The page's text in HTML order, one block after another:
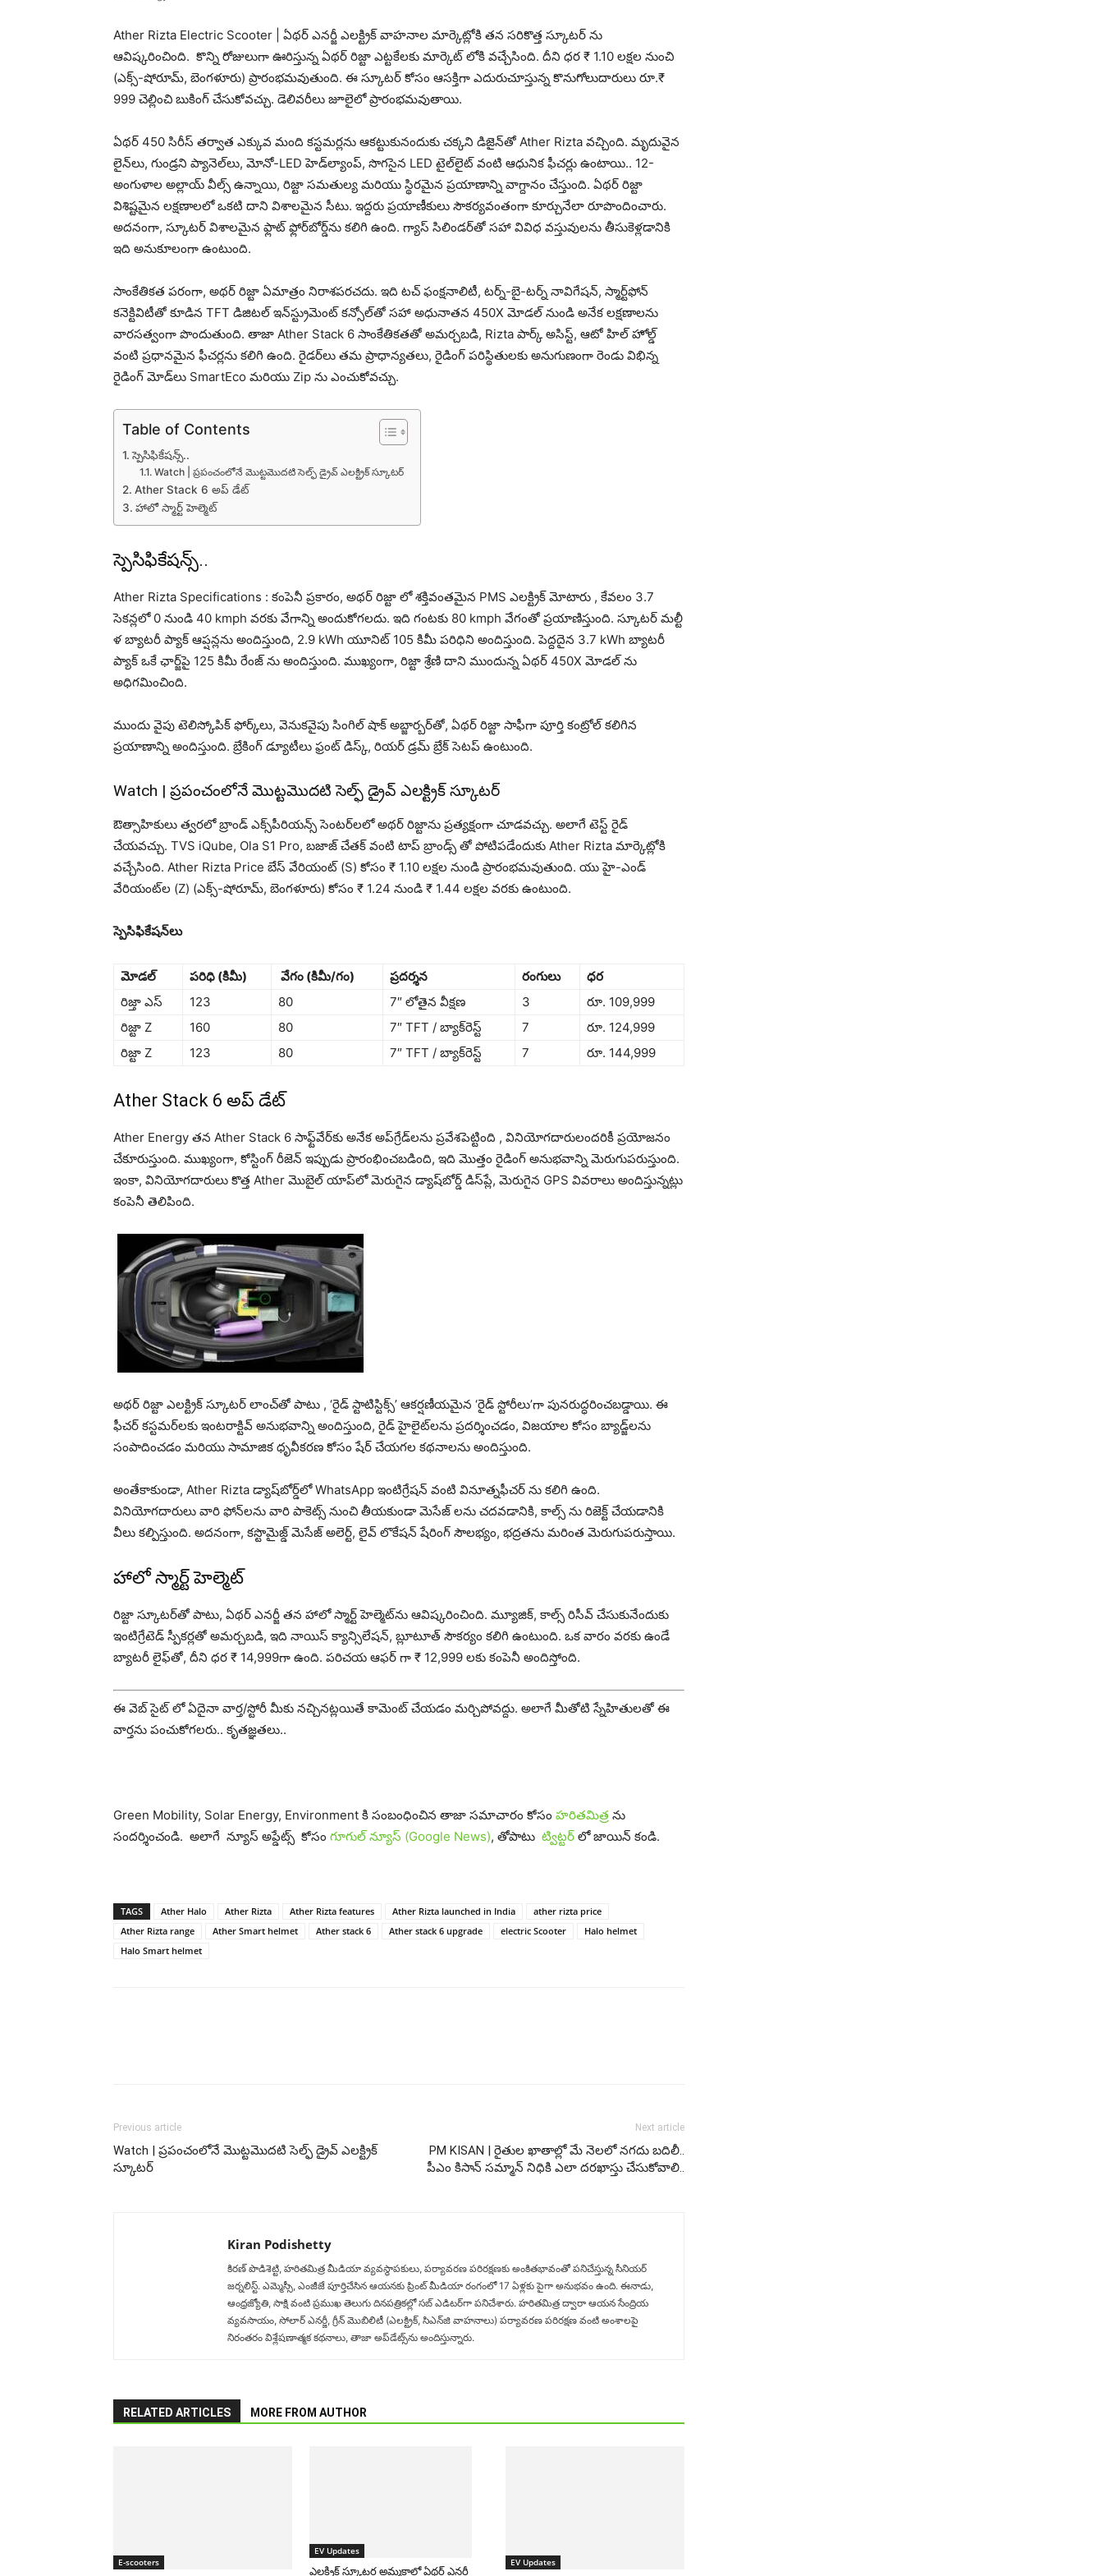
Ather Rizta Electric Scooter | ఏథర్ ఎనర్జీ ఎలక్ట్రిక్ వాహ‌నాల మార్కెట్లోకి తన సరికొత్త స్కూట‌ర్ ను
ఆవిష్కరించింది. కొన్ని రోజులుగా ఊరిస్తున్న ఏథర్ రిజ్టా ఎట్టకేలకు మార్కెట్ లోకి వచ్చేసింది. దీని ధర ₹ 1.10 లక్షల నుంచి
(ఎక్స్-షోరూమ్, బెంగళూరు) ప్రారంభమవుతుంది. ఈ స్కూటర్ కోసం ఆసక్తిగా ఎదురుచూస్తున్న కొనుగోలుదారులు రూ.₹
999 చెల్లించి బుకింగ్ చేసుకోవ‌చ్చు. డెలివరీలు జూలైలో ప్రారంభమవుతాయి.
ఏథ‌ర్ 450 సిరీస్ త‌ర్వాత ఎక్కువ మంది కస్టమర్లను ఆకట్టుకునందుకు చక్కని డిజైన్‌తో Ather Rizta వచ్చింది. మృదువైన
లైన్‌లు, గుండ్రని ప్యానెల్‌లు, మోనో-LED హెడ్‌ల్యాంప్, సొగసైన LED టైల్‌లైట్ వంటి ఆధునిక ఫీచర్లు ఉంటాయి.. 12-
అంగుళాల అల్లాయ్ వీల్స్ ఉన్నాయి, రిజ్టా సమతుల్య మరియు స్థిరమైన ప్రయాణాన్ని వాగ్దానం చేస్తుంది. ఏథర్ రిజ్టా
విశిష్టమైన లక్షణాలలో ఒకటి దాని విశాల‌మైన సీటు. ఇద్దరు ప్రయాణీకులు సౌకర్యవంతంగా కూర్చునేలా రూపొందించారు.
అదనంగా, స్కూటర్ విశాలమైన ఫ్లాట్ ఫ్లోర్‌బోర్డ్‌ను కలిగి ఉంది. గ్యాస్ సిలిండర్‌తో సహా వివిధ వస్తువులను తీసుకెళ్ల‌డానికి
ఇది అనుకూలంగా ఉంటుంది.
సాంకేతికత పరంగా, అథర్ రిజ్టా ఏమాత్రం నిరాశపరచదు. ఇది టచ్ ఫంక్షనాలిటీ, టర్న్-బై-టర్న్ నావిగేషన్, స్మార్ట్‌ఫోన్
కనెక్టివిటీతో కూడిన TFT డిజిటల్ ఇన్‌స్ట్రుమెంట్ కన్సోల్‌తో సహా అధునాతన 450X మోడల్ నుండి అనేక లక్షణాలను
వారసత్వంగా పొందుతుంది. తాజా Ather Stack 6 సాంకేతికతతో అమర్చబడి, Rizta పార్క్ అసిస్ట్, ఆటో హిల్ హోల్డ్
వంటి ప్ర‌ధాన‌మైన‌ ఫీచర్లను కలిగి ఉంది. రైడర్‌లు తమ ప్రాధాన్యతలు, రైడింగ్ పరిస్థితులకు అనుగుణంగా రెండు విభిన్న
రైడింగ్ మోడ్‌లు SmartEco మరియు Zip ను ఎంచుకోవ‌చ్చు.
Table of Contents
స్పెసిఫికేష‌న్స్..
Watch | ప్ర‌పంచంలోనే మొట్ట‌మొద‌టి సెల్ఫ్ డ్రైవ్ ఎల‌క్ట్రిక్ స్కూట‌ర్‌
Ather Stack 6 అప్ డేట్
హాలో స్మార్ట్ హెల్మెట్
స్పెసిఫికేష‌న్స్..
Ather Rizta Specifications : కంపెనీ ప్రకారం, అథర్ రిజ్టా లో శక్తివంతమైన PMS ఎలక్ట్రిక్ మోటారు , కేవలం 3.7
సెకన్లలో 0 నుండి 40 kmph వరకు వేగాన్ని అందుకోగ‌ల‌దు. ఇది గంట‌కు 80 kmph వేగంతో ప్ర‌యాణిస్తుంది. స్కూటర్ మ‌ల్టీ
ళ బ్యాటరీ ప్యాక్ ఆప్ష‌న్ల‌ను అందిస్తుంది, 2.9 kWh యూనిట్ 105 కిమీ పరిధిని అందిస్తుంది. పెద్దదైన‌ 3.7 kWh బ్యాటరీ
ప్యాక్ ఒకే ఛార్జ్‌పై 125 కిమీ రేంజ్ ను అందిస్తుంది. ముఖ్యంగా, రిజ్టా శ్రేణి దాని ముందున్న ఏథర్ 450X మోడ‌ల్ ను
అధిగమించింది.
ముందు వైపు టెలిస్కోపిక్ ఫోర్క్‌లు, వెనుకవైపు సింగిల్ షాక్ అబ్జార్బర్‌తో, ఏథర్ రిజ్టా సాఫీగా పూర్తి కంట్రోల్ క‌లిగిన
ప్రయాణాన్ని అందిస్తుంది. బ్రేకింగ్ డ్యూటీలు ఫ్రంట్ డిస్క్, రియర్ డ్రమ్ బ్రేక్ సెటప్ ఉంటుంది.
Watch | ప్ర‌పంచంలోనే మొట్ట‌మొద‌టి సెల్ఫ్ డ్రైవ్ ఎల‌క్ట్రిక్ స్కూట‌ర్‌
ఔత్సాహికులు త్వరలో బ్రాండ్ ఎక్స్‌పీరియన్స్ సెంటర్‌లలో అథర్ రిజ్టాను ప్రత్యక్షంగా చూడ‌వ‌చ్చు. అలాగే టెస్ట్ రైడ్
చేయ‌వ‌చ్చు. TVS iQube, Ola S1 Pro, బజాజ్ చేతక్ వంటి టాప్ బ్రాండ్స్ తో పోటిప‌డేందుకు Ather Rizta మార్కెట్లోకి
వ‌చ్చేసింది. Ather Rizta Price బేస్ వేరియంట్ (S) కోసం ₹ 1.10 లక్షల నుండి ప్రారంభమవుతుంది. యు హై-ఎండ్
వేరియంట్‌ల (Z) (ఎక్స్-షోరూమ్, బెంగళూరు) కోసం ₹ 1.24 నుండి ₹ 1.44 లక్షల వరకు ఉంటుంది.
స్పెసిఫికేషన్‌లు
మోడల్ పరిధి (కిమీ) వేగం (కిమీ/గం) ప్రదర్శన రంగులు
ధర
రిజ్తా ఎస్
123 80 7″ లోతైన వీక్షణ 3
రూ. 109,999
రిజ్టా Z
160 80 7″ TFT / బ్యాక్‌రెస్ట్ 7
రూ. 124,999
రిజ్టా Z
123 80 7″ TFT / బ్యాక్‌రెస్ట్ 7 రూ. 144,999
Ather Stack 6 అప్ డేట్
Ather Energy తన Ather Stack 6 సాఫ్ట్‌వేర్‌కు అనేక అప్‌గ్రేడ్‌లను ప్రవేశపెట్టింది , వినియోగదారులందరికీ ప్రయోజనం
చేకూరుస్తుంది. ముఖ్యంగా, కోస్టింగ్ రీజెన్ ఇప్పుడు ప్రారంభించబడింది, ఇది మొత్తం రైడింగ్ అనుభవాన్ని మెరుగుపరుస్తుంది.
ఇంకా, వినియోగదారులు కొత్త Ather మొబైల్ యాప్‌లో మెరుగైన డ్యాష్‌బోర్డ్ డిస్‌ప్లే, మెరుగైన GPS వివ‌రాలు అందిస్తున్న‌ట్లు
కంపెనీ తెలిపింది.
అథర్ రిజ్టా ఎలక్ట్రిక్ స్కూటర్ లాంచ్‌తో పాటు , ‘రైడ్ స్టాటిస్టిక్స్’ ఆకర్షణీయమైన ‘రైడ్ స్టోరీలు’గా పునరుద్ధరించబడ్డాయి. ఈ
ఫీచర్ కస్టమర్‌లకు ఇంటరాక్టివ్ అనుభవాన్ని అందిస్తుంది, రైడ్ హైలైట్‌లను ప్రదర్శించడం, విజయాల కోసం బ్యాడ్జ్‌లను
సంపాదించడం మరియు సామాజిక ధృవీకరణ కోసం షేర్ చేయగల కథనాలను అందిస్తుంది.
అంతేకాకుండా, Ather Rizta డ్యాష్‌బోర్డ్‌లో WhatsApp ఇంటిగ్రేషన్ వంటి వినూత్నఫీచ‌ర్ ను కలిగి ఉంది.
వినియోగదారులు వారి ఫోన్‌లను వారి పాకెట్స్ నుంచి తీయ‌కుండా మెసేజ్ ల‌ను చదవడానికి, కాల్స్ ను రిజెక్ట్ చేయ‌డానికి
వీలు క‌ల్పిస్తుంది. అదనంగా, క‌స్టొమైజ్డ్ మెసేజ్ అలెర్ట్, లైవ్ లొకేషన్ షేరింగ్ సౌలభ్యం, భద్రతను మరింత మెరుగుపరుస్తాయి.
హాలో స్మార్ట్ హెల్మెట్
రిజ్టా స్కూటర్‌తో పాటు, ఏథర్ ఎనర్జీ తన హాలో స్మార్ట్ హెల్మెట్‌ను ఆవిష్కరించింది. మ్యూజిక్, కాల్స్ రిసీవ్ చేసుకునేందుకు
ఇంటిగ్రేటెడ్ స్పీకర్లతో అమర్చబడి, ఇది నాయిస్ క్యాన్సిలేషన్, బ్లూటూత్ సౌక‌ర్యం కలిగి ఉంటుంది. ఒక వారం వరకు ఉండే
బ్యాటరీ లైఫ్‌తో, దీని ధర ₹ 14,999గా ఉంది. ప‌రిచ‌య ఆఫర్ గా ₹ 12,999 ల‌కు కంపెనీ అందిస్తోంది.
ఈ వెబ్ సైట్ లో ఏదైనా వార్త/స్టోరీ మీకు నచ్చినట్లయితే కామెంట్ చేయడం మర్చిపోవద్దు. అలాగే మీతోటి స్నేహితులతో ఈ
వార్తను పంచుకోగలరు.. కృతజ్ఞతలు..
Green Mobility, Solar Energy, Environment కి సంబంధించిన తాజా సమాచారం కోసం హరితమిత్ర ను
సందర్శించండి. అలాగే న్యూస్ అప్డేట్స్ కోసం గూగుల్ న్యూస్ (Google News), తోపాటు ట్విట్టర్ లో జాయిన్ కండి.
TAGS Ather Halo Ather Rizta Ather Rizta features Ather Rizta launched in India
ather rizta price
Ather Rizta range
Ather Smart helmet Ather stack 6 Ather stack 6 upgrade electric Scooter
Halo helmet
Halo Smart helmet
Previous article
Watch | ప్ర‌పంచంలోనే మొట్ట‌మొద‌టి సెల్ఫ్ డ్రైవ్ ఎల‌క్ట్రిక్
స్కూట‌ర్‌
Next article
PM KISAN | రైతుల ఖాతాల్లో మే నెలలో నగదు బదిలీ..
పీఎం కిసాన్ సమ్మాన్ నిధికి ఎలా దరఖాస్తు చేసుకోవాలి..
Kiran Podishetty
కిరణ్ పొడిశెట్టి, హరితమిత్ర మీడియా వ్యవస్థాపకులు, పర్యావరణ పరిరక్షణకు అంకితభావంతో పనిచేస్తున్న సీనియ‌ర్‌
జర్నలిస్ట్. ఎమ్మెస్సీ, ఎంజీజే పూర్తిచేసిన‌ ఆయనకు ప్రింట్ మీడియా రంగంలో 17 ఏళ్లకు పైగా అనుభవం ఉంది. ఈనాడు,
ఆంధ్రజ్యోతి, సాక్షి వంటి ప్రముఖ తెలుగు దినపత్రికల్లో సబ్‌ ఎడిటర్‌గా ప‌నిచేశారు. హరితమిత్ర ద్వారా ఆయన సేంద్రియ
వ్యవసాయం, సోలార్ ఎనర్జీ, గ్రీన్ మొబిలిటీ (ఎలక్ట్రిక్‌, సిఎన్‌జి వాహనాలు) ప‌ర్యావ‌ర‌ణ ప‌రిర‌క్ష‌ణ వంటి అంశాలపై
నిరంతరం విశ్లేషణాత్మక కథనాలు, తాజా అప్‌డేట్స్‌ను అందిస్తున్నారు.
RELATED ARTICLES MORE FROM AUTHOR
E-scooters
EV Updates
ఎలక్ట్రిక్ స్కూటర్ల అమ్మకాల్లో ఏథర్ ఎనర్జీ
EV Updates